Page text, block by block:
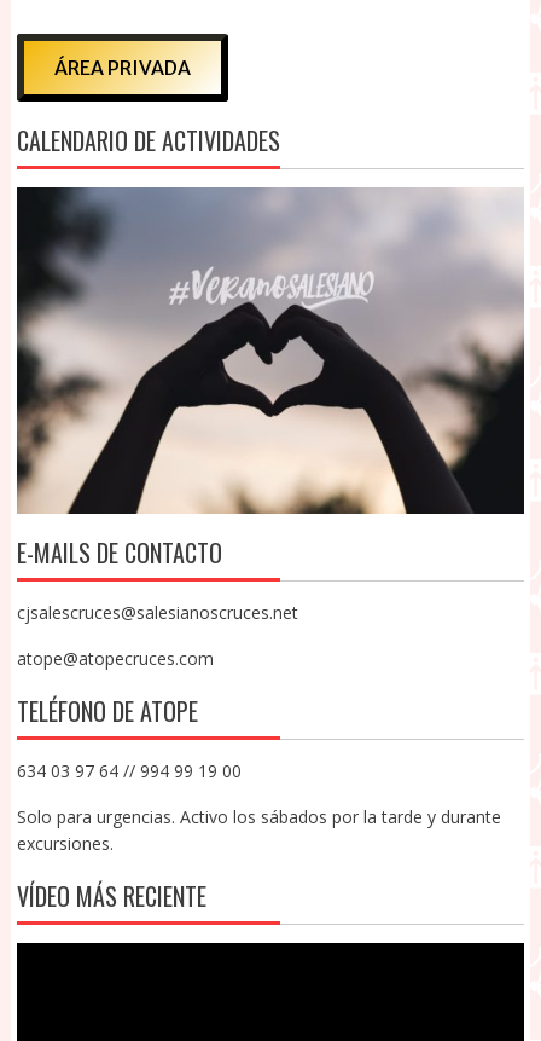
ÁREA PRIVADA
CALENDARIO DE ACTIVIDADES
E-MAILS DE CONTACTO
cjsalescruces@salesianoscruces.net
atope@atopecruces.com
TELÉFONO DE ATOPE
634 03 97 64 // 994 99 19 00
Solo para urgencias. Activo los sábados por la tarde y durante
excursiones.
VÍDEO MÁS RECIENTE